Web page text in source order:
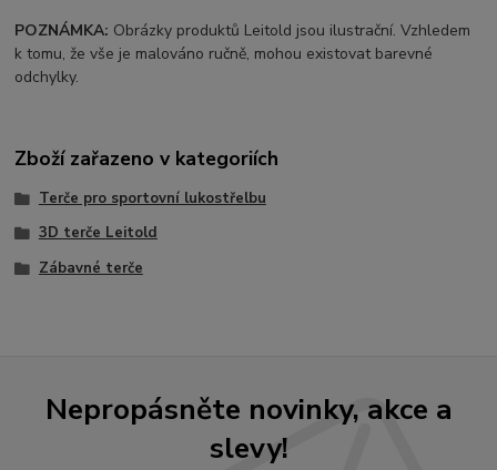
POZNÁMKA: Obrázky produktů Leitold jsou ilustrační. Vzhledem
k tomu, že vše je malováno ručně, mohou existovat barevné
odchylky.
Zboží zařazeno v kategoriích
Terče pro sportovní lukostřelbu
3D terče Leitold
Zábavné terče
Nepropásněte novinky, akce a
slevy!